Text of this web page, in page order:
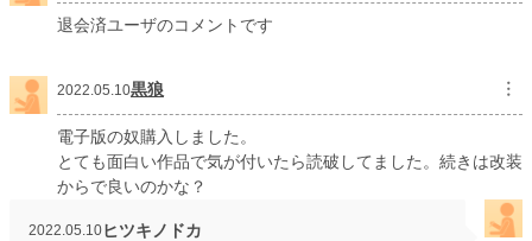
退会済ユーザのコメントです
2022.05.10黒狼 ︙
電子版の奴購入しました。
とても面白い作品で気が付いたら読破してました。続きは改装
からで良いのかな？
2022.05.10ヒツキノドカ